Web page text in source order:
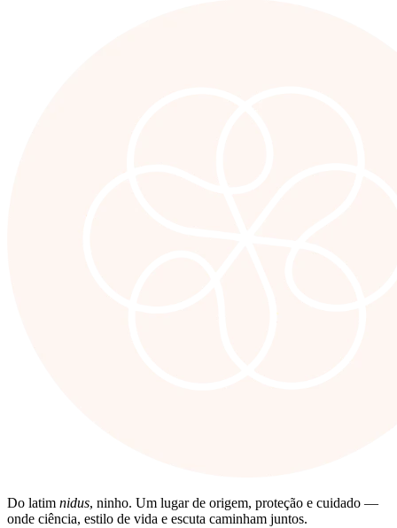
Do latim nidus, ninho. Um lugar de origem, proteção e cuidado —
onde ciência, estilo de vida e escuta caminham juntos.